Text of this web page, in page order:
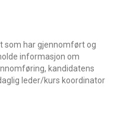
som har gjennomført og
informasjon om
kandidatens
leder/kurs koordinator